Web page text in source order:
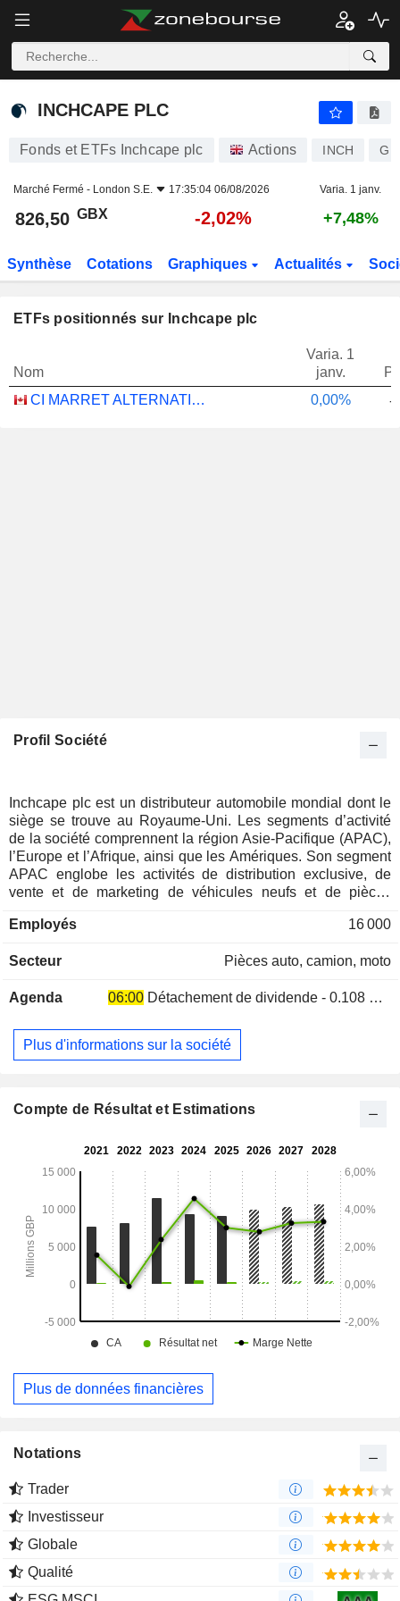
INCHCAPE PLC
INCHCAPE PLC
Fonds et ETFs Inchcape plc Actions INCH
Marché Fermé - London S.E. 17:35:04 06/08/2026 Varia. 1 janv.
826,50 GBX -2,02% +7,48%
Synthèse Cotations Graphiques Actualités
ETFs positionnés sur Inchcape plc
Nom
Varia. 1
janv.
CI MARRET ALTERNATIVE ABSOLUTE RETURN BOND ETF - CAD
0,00% -
Profil Société
Inchcape plc est un distributeur automobile mondial dont le
siège se trouve au Royaume-Uni. Les segments d’activité
de la société comprennent la région Asie-Pacifique (APAC),
l’Europe et l’Afrique, ainsi que les Amériques. Son segment
APAC englobe les activités de distribution exclusive, de
vente et de marketing de véhicules neufs et de pièces
comprend la vente de véhicules neufs et d’occasion, ainsi
également être le distributeur exclusif, parallèlement aux
réparations en carrosserie et la vente de pièces détachées.
particuliers Mercedes-Benz ainsi que des camions et
autobus Daimler en Bulgarie. Parmi les filiales de la société
Limited, British Motors Ltd, Nova Motors Ltd, Inchcape
Employés 16 000
Secteur Pièces auto, camion, moto
Agenda 06:00Détachement de dividende - 0.108 GBX
Plus d'informations sur la société
Compte de Résultat et Estimations
Plus de données financières
Notations
Trader
Investisseur
Globale
Qualité